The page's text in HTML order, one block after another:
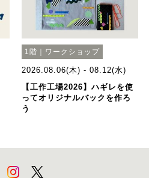
1階｜ワークショップ
2026.08.06(木) - 08.12(水)
【工作工場2026】ハギレを使
ってオリジナルバックを作ろ
う